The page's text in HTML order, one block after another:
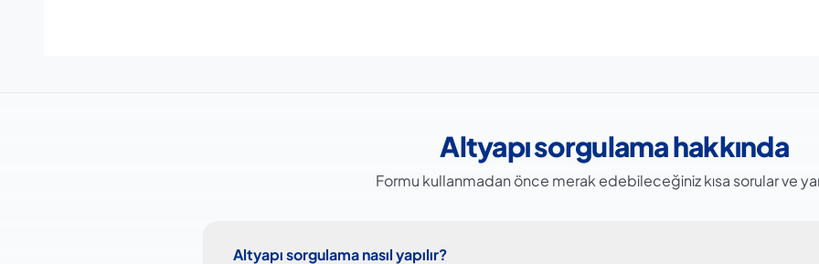
Altyapı sorgulama hakkında
Formu kullanmadan önce merak edebileceğiniz kısa sorular ve
Altyapı sorgulama nasıl yapılır?